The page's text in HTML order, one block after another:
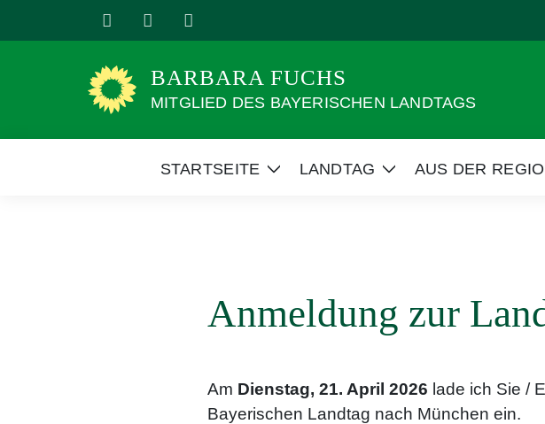
BARBARA FUCHS
MITGLIED DES BAYERISCHEN LANDTAGS
STARTSEITE
Zeige
LANDTAG
Zeige
AUS DER
Anmeldung zur
Am Dienstag, 21. April 2026 lade ich Sie /
Bayerischen Landtag nach München ein.